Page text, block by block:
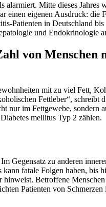
Mitte dieses Jahres
einen eigenen Ausdruck:
Patienten in Deutschland
und Endokrinologie
von
mit zu viel Fett,
Fettleber“, schreibt
nur im Fettgewebe,
mellitus Typ 2 zählen.
Gegensatz zu anderen
fatale Folgen haben, bis
Betroffene
Patienten von